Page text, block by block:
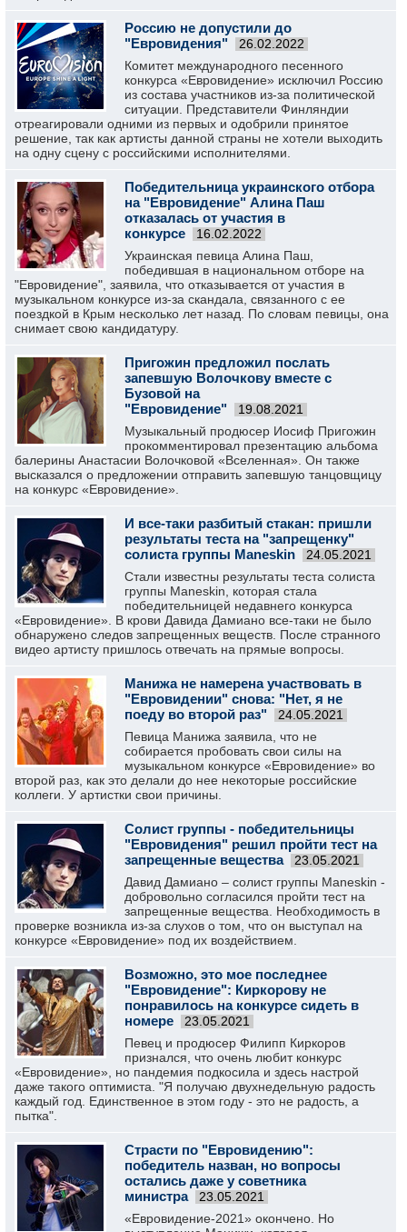
Россию не допустили до
"Евровидения"
26.02.2022
Комитет международного песенного
конкурса «Евровидение» исключил Россию
из состава участников из-за политической
ситуации. Представители Финляндии
отреагировали одними из первых и одобрили принятое
решение, так как артисты данной страны не хотели выходить
на одну сцену с российскими исполнителями.
Победительница украинского отбора
на "Евровидение" Алина Паш
отказалась от участия в
конкурсе
16.02.2022
Украинская певица Алина Паш,
победившая в национальном отборе на
"Евровидение", заявила, что отказывается от участия в
музыкальном конкурсе из-за скандала, связанного с ее
поездкой в Крым несколько лет назад. По словам певицы, она
снимает свою кандидатуру.
Пригожин предложил послать
запевшую Волочкову вместе с
Бузовой на
"Евровидение"
19.08.2021
Музыкальный продюсер Иосиф Пригожин
прокомментировал презентацию альбома
балерины Анастасии Волочковой «Вселенная». Он также
высказался о предложении отправить запевшую танцовщицу
на конкурс «Евровидение».
И все-таки разбитый стакан: пришли
результаты теста на "запрещенку"
солиста группы Maneskin
24.05.2021
Стали известны результаты теста солиста
группы Maneskin, которая стала
победительницей недавнего конкурса
«Евровидение». В крови Давида Дамиано все-таки не было
обнаружено следов запрещенных веществ. После странного
видео артисту пришлось отвечать на прямые вопросы.
Манижа не намерена участвовать в
"Евровидении" снова: "Нет, я не
поеду во второй раз"
24.05.2021
Певица Манижа заявила, что не
собирается пробовать свои силы на
музыкальном конкурсе «Евровидение» во
второй раз, как это делали до нее некоторые российские
коллеги. У артистки свои причины.
Солист группы - победительницы
"Евровидения" решил пройти тест на
запрещенные вещества
23.05.2021
Давид Дамиано – солист группы Maneskin -
добровольно согласился пройти тест на
запрещенные вещества. Необходимость в
проверке возникла из-за слухов о том, что он выступал на
конкурсе «Евровидение» под их воздействием.
Возможно, это мое последнее
"Евровидение": Киркорову не
понравилось на конкурсе сидеть в
номере
23.05.2021
Певец и продюсер Филипп Киркоров
признался, что очень любит конкурс
«Евровидение», но пандемия подкосила и здесь настрой
даже такого оптимиста. "Я получаю двухнедельную радость
каждый год. Единственное в этом году - это не радость, а
пытка".
Страсти по "Евровидению":
победитель назван, но вопросы
остались даже у советника
министра
23.05.2021
«Евровидение-2021» окончено. Но